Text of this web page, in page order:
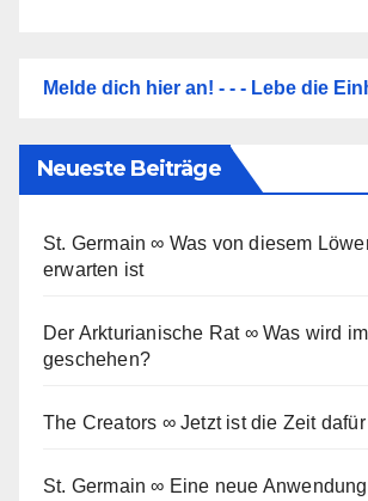
Melde dich hier an! - - - Lebe die
Neueste Beiträge
St. Germain ∞ Was von diesem
erwarten ist
Der Arkturianische Rat ∞ Was wird
geschehen?
The Creators ∞ Jetzt ist die Zeit dafür
St. Germain ∞ Eine neue